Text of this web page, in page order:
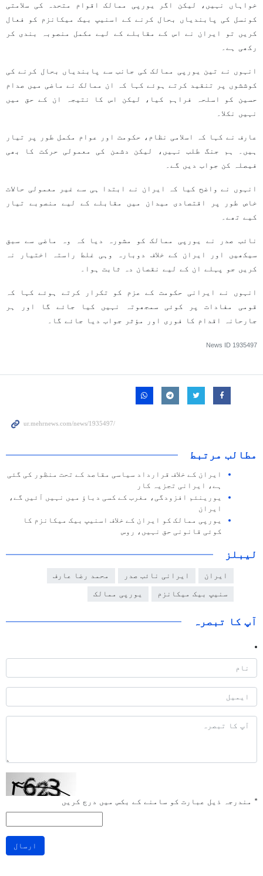
خواہاں نہیں، لیکن اگر یورپی ممالک اقوام متحدہ کی سلامتی
کونسل کی پابندیاں بحال کرنے کے اسنیپ بیک میکانزم کو فعال
کریں تو ایران نے اس کے مقابلے کے لیے مکمل منصوبہ بندی کر
رکھی ہے۔
انہوں نے تین یورپی ممالک کی جانب سے پابندیاں بحال کرنے کی
کوششوں پر تنقید کرتے ہوئے کہا کہ ان ممالک نے ماضی میں صدام
حسین کو اسلحہ فراہم کیا، لیکن اس کا نتیجہ ان کے حق میں
نہیں نکلا۔
عارف نے کہا کہ اسلامی نظام، حکومت اور عوام مکمل طور پر تیار
ہیں۔ ہم جنگ طلب نہیں، لیکن دشمن کی معمولی حرکت کا بھی
فیصلہ کن جواب دیں گے۔
انہوں نے واضح کیا کہ ایران نے ابتدا ہی سے غیر معمولی حالات
خاص طور پر اقتصادی میدان میں مقابلے کے لیے منصوبے تیار
کیے تھے۔
نائب صدر نے یورپی ممالک کو مشورہ دیا کہ وہ ماضی سے سبق
سیکھیں اور ایران کے خلاف دوبارہ وہی غلط راستہ اختیار نہ
کریں جو پہلے ان کے لیے نقصان دہ ثابت ہوا۔
انہوں نے ایرانی حکومت کے عزم کو تکرار کرتے ہوئے کہا کہ
قومی مفادات پر کوئی سمجھوتہ نہیں کیا جائے گا اور ہر
جارحانہ اقدام کا فوری اور مؤثر جواب دیا جائے گا۔
News ID 1935497
مطالب مرتبط
ایران کے خلاف قرارداد سیاسی مقاصد کے تحت منظور کی گئی
ہے، ایرانی تجزیہ کار
یورینئم افزودگی، مغرب کے کسی دباؤ میں نہیں آئیں گے،
ایران
یورپی ممالک کو ایران کے خلاف اسنیپ بیک میکانزم کا
کوئی قانونی حق نہیں، روس
لیبلز
ایران ایرانی نائب صدر محمد رضا عارف
سنیپ بیک میکانزم یورپی ممالک
آپ کا تبصرہ
* مندرجہ ذیل عبارت کو سامنے کے بکس میں درج کریں
ارسال